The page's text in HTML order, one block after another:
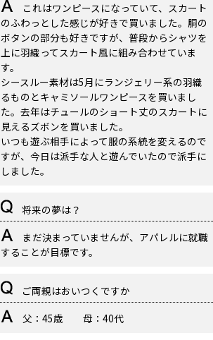
これはワンピースになっていて、スカート
のふわっとした感じが好きで買いました。胴の
ボタンの部分も好きですが、普段からシャツを
上に羽織ってスカート風に組み合わせていま
す。
シースルー素材は5月にランジェリー系の羽織
るものとキャミソールワンピースを買いまし
た。去年はチュールのショート丈のスカートに
見えるズボンを買いました。
いつも遊ぶ相手によって服の系統を変えるので
すが、今日は派手な人と遊んでいたので派手に
しました。
将来の夢は？
まだ決まっていませんが、アパレルに就職
することが目標です。
ご両親はおいつくですか
父：45歳 母：40代